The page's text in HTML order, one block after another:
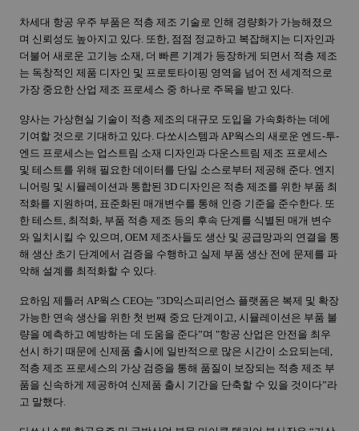
차세대 항공 우주 부품은 적층 제조 기술로 인해 경량화가 가능해졌으
며 신뢰성도 높아지고 있다. 또한, 점점 정교하고 복잡해지는 디자인과
더불어 새로운 고기능 소재 , 더 빠른 기계가 등장하게 되면서 적층 제조
는 독창적인 제품 디자인 및 프로토타이핑 영역을 넘어 전 세계적으로
가장 중요한 산업 제조 프로세스 중 하나로 주목을 받고 있다.
양사는 가상현실 기술이 적층 제조의 대규모 도입을 가속화하는 데에
기여할 것으로 기대하고 있다. 다쏘시스템과 AP웍스의 새로운 엔드-투-
엔드 프로세스는 업스트림 소재 디자인과 다운스트림 제조 프로세스
및 테스트를 위해 필요한 데이터를 단일 소스로부터 제공해 준다. 엔지
니어링 및 시뮬레이션과 통합된 3D 디자인은 적층 제조를 위한 부품 최
적화를 지원하며 , 표준화된 매개변수를 통해 인증 기준을 준수한다. 또
한 테스트, 최적화, 부품 적층 제조 등의 후속 단계를 식별된 매개 변수
와 일치시킬 수 있으며 , OEM 제조사들도 생산 및 공급망과의 연결을 통
해 생산 초기 단계에서 검증을 수행하고 실제 부품 생산 전에 문제를 파
악해 설계를 최적화할 수 있다.
요하임 제틀러 AP웍스 CEO는 "3D익스피리언스 플랫폼은 복제 및 확장
가능한 연속 생산을 위한 첫 번째 중요 단계이고, 시뮬레이션은 부품 불
량을 예측하고 예방하는 데 도움을 준다”며 "항공 산업은 안전을 최우
선시 하기 때문에 신제품 출시에 일반적으로 많은 시간이 소요되는데 ,
적층 제조 프로세스의 가상 검증을 통해 품질이 보장되는 적층 제조 부
품을 신속하게 제공하여 신제품 출시 기간을 단축할 수 있을 것이다”라
고 말했다.